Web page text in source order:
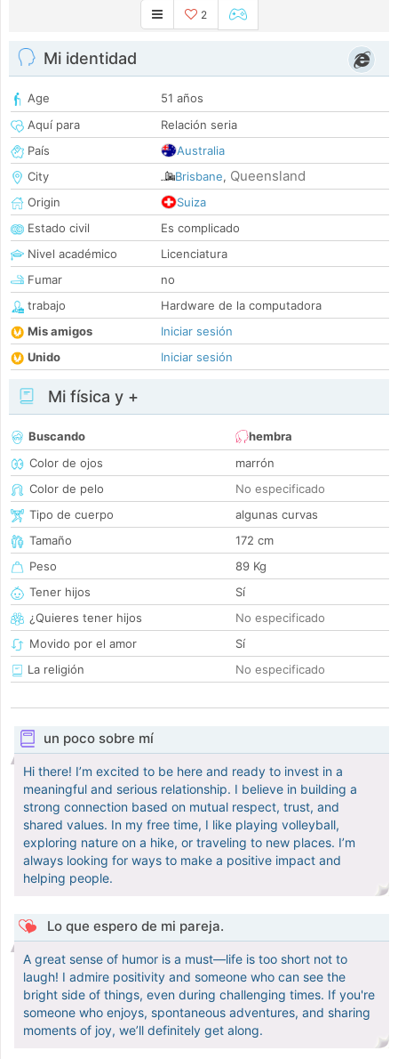
2
Mi identidad
Age
51 años
Aquí para
Relación seria
País
Australia
City
Brisbane, Queensland
Origin
Suiza
Estado civil
Es complicado
Nivel académico
Licenciatura
Fumar
no
trabajo
Hardware de la computadora
Mis amigos
Iniciar sesión
Unido
Iniciar sesión
Mi física y +
Buscando
hembra
Color de ojos
marrón
Color de pelo
No especificado
Tipo de cuerpo
algunas curvas
Tamaño
172 cm
Peso
89 Kg
Tener hijos
Sí
¿Quieres tener hijos
No especificado
Movido por el amor
Sí
La religión
No especificado
un poco sobre mí
Hi there! I’m excited to be here and ready to invest in a
meaningful and serious relationship. I believe in building a
strong connection based on mutual respect, trust, and
shared values. In my free time, I like playing volleyball,
exploring nature on a hike, or traveling to new places. I’m
always looking for ways to make a positive impact and
helping people.
Lo que espero de mi pareja.
A great sense of humor is a must—life is too short not to
laugh! I admire positivity and someone who can see the
bright side of things, even during challenging times. If you're
someone who enjoys, spontaneous adventures, and sharing
moments of joy, we’ll definitely get along.